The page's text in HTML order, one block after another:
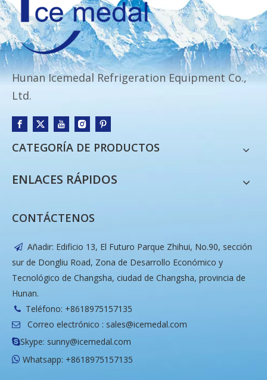
Hunan Icemedal Refrigeration Equipment Co.,
Ltd.
CATEGORÍA DE PRODUCTOS
ENLACES RÁPIDOS
CONTÁCTENOS
 Añadir: Edificio 13, El Futuro Parque Zhihui, No.90, sección
sur de Dongliu Road, Zona de Desarrollo Económico y
Tecnológico de Changsha, ciudad de Changsha, provincia de
Hunan.
 Teléfono: +8618975157135
 Correo electrónico : sales@icemedal.com
Skype: sunny@icemedal.com
 Whatsapp: +8618975157135